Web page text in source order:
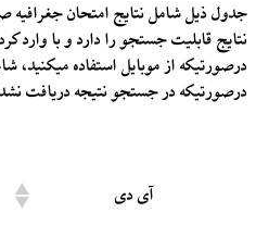
جدول ذیل شامل نتایج امتحان جغرافیه صنف دوازدهم دانش
نتایج قابلیت جستجو را دارد و با وارد
درصورتیکه از موبایل استفاده
درصورتیکه در جستجو نتیجه دریافت
آی دی